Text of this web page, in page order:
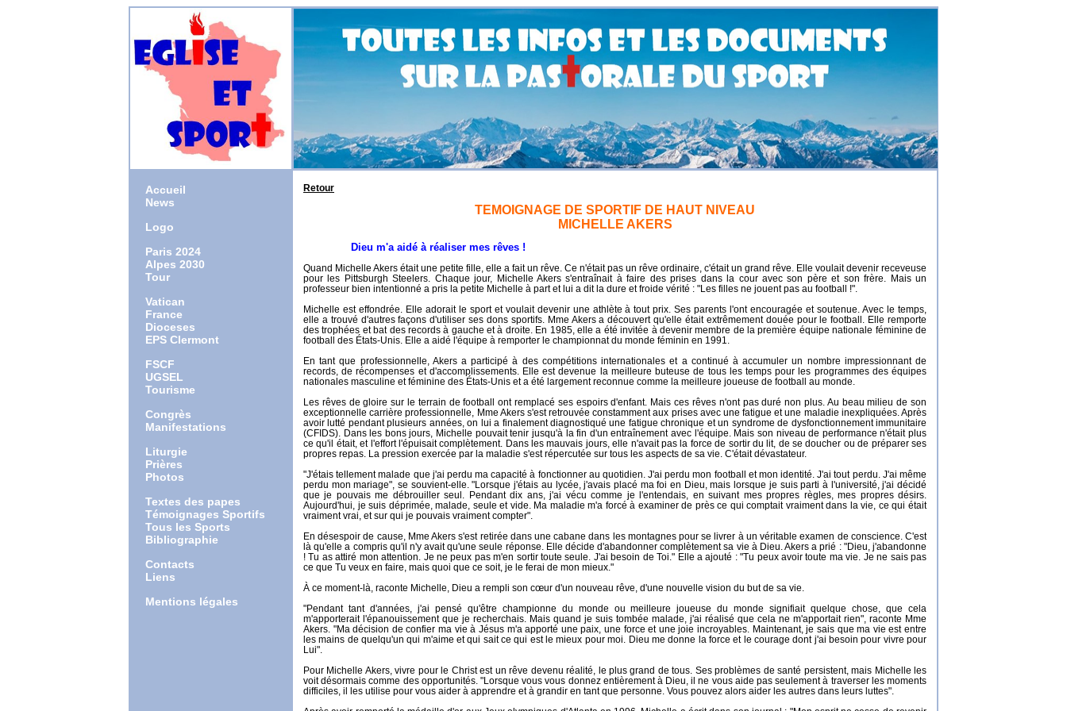
Accueil
News
Logo
Paris 2024
Alpes 2030
Tour
Vatican
France
Dioceses
EPS Clermont
FSCF
UGSEL
Tourisme
Congrès
Manifestations
Liturgie
Prières
Photos
Textes des papes
Témoignages Sportifs
Tous les Sports
Bibliographie
Contacts
Liens
Mentions légales
Retour
TEMOIGNAGE DE SPORTIF DE HAUT NIVEAU
MICHELLE AKERS
Dieu m'a aidé à réaliser mes rêves !
Quand Michelle Akers était une petite fille, elle a fait un rêve. Ce n'était pas un rêve ordinaire, c'était un grand rêve. Elle voulait devenir receveuse
pour les Pittsburgh Steelers. Chaque jour, Michelle Akers s'entraînait à faire des prises dans la cour avec son père et son frère. Mais un
professeur bien intentionné a pris la petite Michelle à part et lui a dit la dure et froide vérité : "Les filles ne jouent pas au football !".
Michelle est effondrée. Elle adorait le sport et voulait devenir une athlète à tout prix. Ses parents l'ont encouragée et soutenue. Avec le temps,
elle a trouvé d'autres façons d'utiliser ses dons sportifs. Mme Akers a découvert qu'elle était extrêmement douée pour le football. Elle remporte
des trophées et bat des records à gauche et à droite. En 1985, elle a été invitée à devenir membre de la première équipe nationale féminine de
football des États-Unis. Elle a aidé l'équipe à remporter le championnat du monde féminin en 1991.
En tant que professionnelle, Akers a participé à des compétitions internationales et a continué à accumuler un nombre impressionnant de
records, de récompenses et d'accomplissements. Elle est devenue la meilleure buteuse de tous les temps pour les programmes des équipes
nationales masculine et féminine des États-Unis et a été largement reconnue comme la meilleure joueuse de football au monde.
Les rêves de gloire sur le terrain de football ont remplacé ses espoirs d'enfant. Mais ces rêves n'ont pas duré non plus. Au beau milieu de son
exceptionnelle carrière professionnelle, Mme Akers s'est retrouvée constamment aux prises avec une fatigue et une maladie inexpliquées. Après
avoir lutté pendant plusieurs années, on lui a finalement diagnostiqué une fatigue chronique et un syndrome de dysfonctionnement immunitaire
(CFIDS). Dans les bons jours, Michelle pouvait tenir jusqu'à la fin d'un entraînement avec l'équipe. Mais son niveau de performance n'était plus
ce qu'il était, et l'effort l'épuisait complètement. Dans les mauvais jours, elle n'avait pas la force de sortir du lit, de se doucher ou de préparer ses
propres repas. La pression exercée par la maladie s'est répercutée sur tous les aspects de sa vie. C'était dévastateur.
"J'étais tellement malade que j'ai perdu ma capacité à fonctionner au quotidien. J'ai perdu mon football et mon identité. J'ai tout perdu. J'ai même
perdu mon mariage", se souvient-elle. "Lorsque j'étais au lycée, j'avais placé ma foi en Dieu, mais lorsque je suis parti à l'université, j'ai décidé
que je pouvais me débrouiller seul. Pendant dix ans, j'ai vécu comme je l'entendais, en suivant mes propres règles, mes propres désirs.
Aujourd'hui, je suis déprimée, malade, seule et vide. Ma maladie m'a forcé à examiner de près ce qui comptait vraiment dans la vie, ce qui était
vraiment vrai, et sur qui je pouvais vraiment compter".
En désespoir de cause, Mme Akers s'est retirée dans une cabane dans les montagnes pour se livrer à un véritable examen de conscience. C'est
là qu'elle a compris qu'il n'y avait qu'une seule réponse. Elle décide d'abandonner complètement sa vie à Dieu. Akers a prié : "Dieu, j'abandonne
! Tu as attiré mon attention. Je ne peux pas m'en sortir toute seule. J'ai besoin de Toi." Elle a ajouté : "Tu peux avoir toute ma vie. Je ne sais pas
ce que Tu veux en faire, mais quoi que ce soit, je le ferai de mon mieux."
À ce moment-là, raconte Michelle, Dieu a rempli son cœur d'un nouveau rêve, d'une nouvelle vision du but de sa vie.
"Pendant tant d'années, j'ai pensé qu'être championne du monde ou meilleure joueuse du monde signifiait quelque chose, que cela
m'apporterait l'épanouissement que je recherchais. Mais quand je suis tombée malade, j'ai réalisé que cela ne m'apportait rien", raconte Mme
Akers. "Ma décision de confier ma vie à Jésus m'a apporté une paix, une force et une joie incroyables. Maintenant, je sais que ma vie est entre
les mains de quelqu'un qui m'aime et qui sait ce qui est le mieux pour moi. Dieu me donne la force et le courage dont j'ai besoin pour vivre pour
Lui".
Pour Michelle Akers, vivre pour le Christ est un rêve devenu réalité, le plus grand de tous. Ses problèmes de santé persistent, mais Michelle les
voit désormais comme des opportunités. "Lorsque vous vous donnez entièrement à Dieu, il ne vous aide pas seulement à traverser les moments
difficiles, il les utilise pour vous aider à apprendre et à grandir en tant que personne. Vous pouvez alors aider les autres dans leurs luttes".